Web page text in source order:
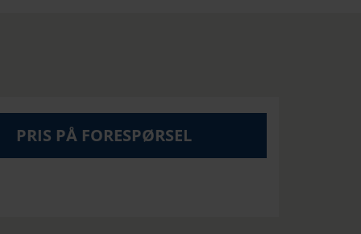
PRIS PÅ FORESPØRSEL